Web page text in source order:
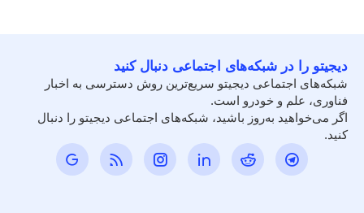
دیجیتو را در شبکه‌های اجتماعی دنبال کنید
شبکه‌های اجتماعی دیجیتو سریع‌ترین روش دسترسی به اخبار
فناوری، علم و خودرو است.
اگر می‌خواهید به‌روز باشید، شبکه‌های اجتماعی دیجیتو را دنبال
کنید.